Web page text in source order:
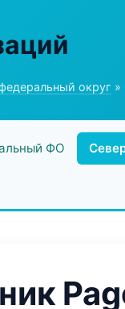
округ »
ФО